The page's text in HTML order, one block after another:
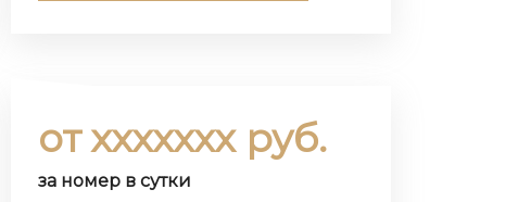
от ххххххх руб.
за номер в сутки